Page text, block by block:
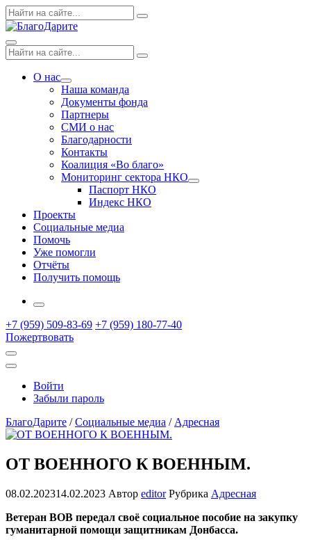
Skip
to
Поиск
по:
Search
Menu
Поиск
по:
Search
О нас
Expand
dropdown
Наша команда
Документы фонда
Партнеры
СМИ о нас
Благодарности
Контакты
Коалиция «Во благо»
Мониторинг сектора НКО
Expand
Паспорт НКО
Индекс НКО
Проекты
Социальные медиа
Помочь
Уже помогли
Отчёты
Получить помощь
More
+7 (959) 509-83-69 +7 (959) 180-77-40
Пожертвовать
Открыть
поиск
Профиль
Войти
Забыли пароль
БлагоДарите /Социальные медиа / Адресная
ОТ ВОЕННОГО К ВОЕННЫМ.
08.02.202314.02.2023 Автор editor Рубрика Адресная
Ветеран ВОВ передал своё социальное пособие на закупку
гуманитарной помощи защитникам Донбасса.